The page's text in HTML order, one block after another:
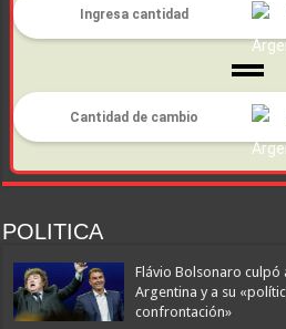
POLITICA
Flávio Bolsonaro culpó
Argentina y a su
confrontación»